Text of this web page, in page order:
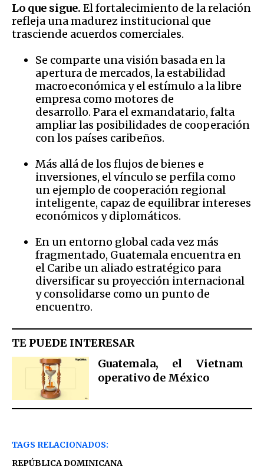
Lo que sigue. El fortalecimiento de la relación
refleja una madurez institucional que
trasciende acuerdos comerciales.
Se comparte una visión basada en la
apertura de mercados, la estabilidad
macroeconómica y el estímulo a la libre
empresa como motores de
desarrollo. Para el exmandatario, falta
ampliar las posibilidades de cooperación
con los países caribeños.
Más allá de los flujos de bienes e
inversiones, el vínculo se perfila como
un ejemplo de cooperación regional
inteligente, capaz de equilibrar intereses
económicos y diplomáticos.
En un entorno global cada vez más
fragmentado, Guatemala encuentra en
el Caribe un aliado estratégico para
diversificar su proyección internacional
y consolidarse como un punto de
encuentro.
TE PUEDE INTERESAR
Guatemala, el Vietnam
operativo de México
TAGS RELACIONADOS:
REPÚBLICA DOMINICANA